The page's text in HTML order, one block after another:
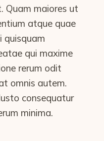
Quam maiores ut
atque quae
quisquam
qui maxime
rerum odit
omnis autem.
consequatur
minima.